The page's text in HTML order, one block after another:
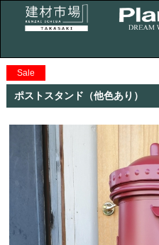
Sale
ポストスタンド（他色あり）